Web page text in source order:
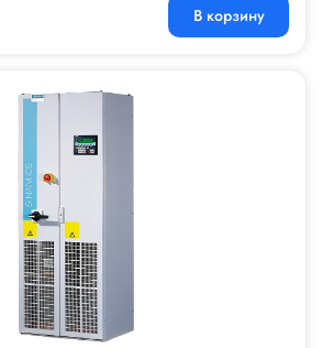
В корзину